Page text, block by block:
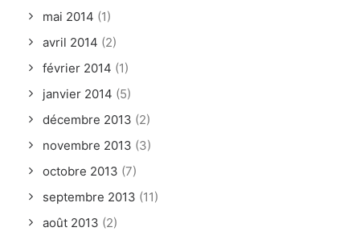
mai 2014 (1)
avril 2014 (2)
février 2014 (1)
janvier 2014 (5)
décembre 2013 (2)
novembre 2013 (3)
octobre 2013 (7)
septembre 2013 (11)
août 2013 (2)